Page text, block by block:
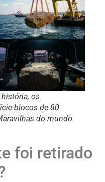
os
blocos de 80
do mundo
foi retirado